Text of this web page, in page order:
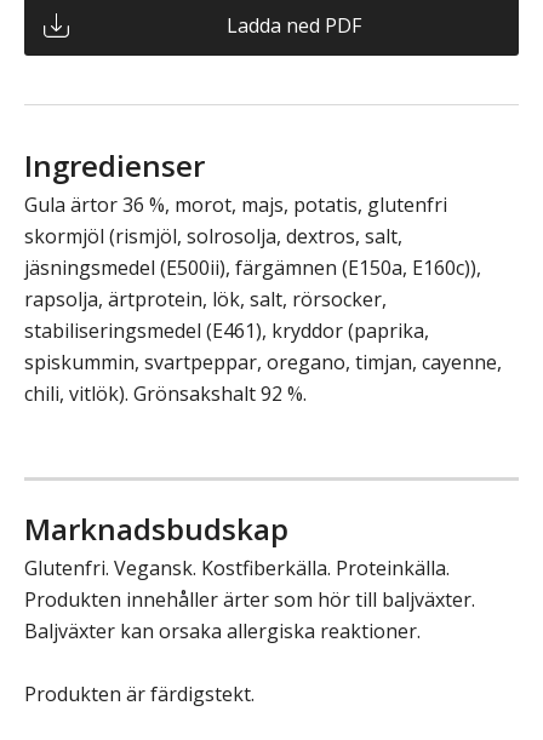
Ladda ned PDF
Ingredienser
Gula ärtor 36 %, morot, majs, potatis, glutenfri
skormjöl (rismjöl, solrosolja, dextros, salt,
jäsningsmedel (E500ii), färgämnen (E150a, E160c)),
rapsolja, ärtprotein, lök, salt, rörsocker,
stabiliseringsmedel (E461), kryddor (paprika,
spiskummin, svartpeppar, oregano, timjan, cayenne,
chili, vitlök). Grönsakshalt 92 %.
Marknadsbudskap
Glutenfri. Vegansk. Kostfiberkälla. Proteinkälla.
Produkten innehåller ärter som hör till baljväxter.
Baljväxter kan orsaka allergiska reaktioner.
Produkten är färdigstekt.